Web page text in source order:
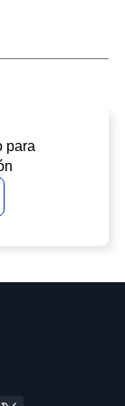
para